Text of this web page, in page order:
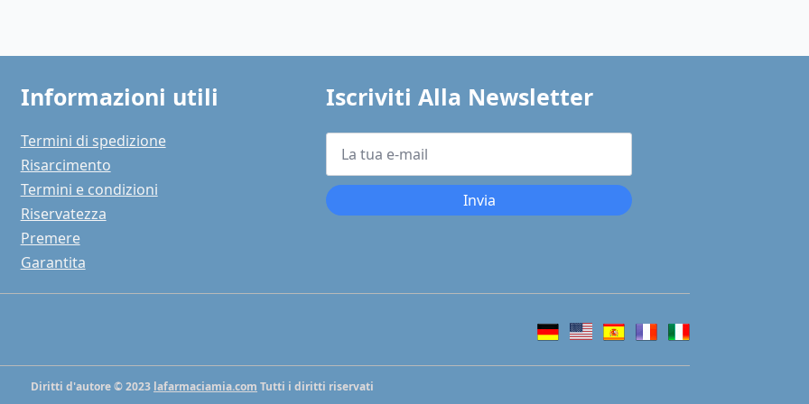
Informazioni utili
Termini di spedizione
Risarcimento
Termini e condizioni
Riservatezza
Premere
Garantita
Iscriviti Alla Newsletter
La
tua
mail
* Invia
Diritti d'autore © 2023 lafarmaciamia.com Tutti i diritti riservati